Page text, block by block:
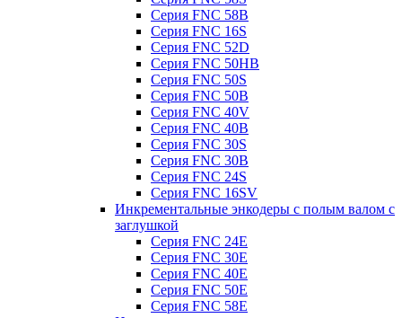
Серия FNC 58B
Серия FNC 16S
Серия FNC 52D
Серия FNC 50HB
Серия FNC 50S
Серия FNC 50B
Серия FNC 40V
Серия FNC 40B
Серия FNC 30S
Серия FNC 30B
Серия FNC 24S
Серия FNC 16SV
Инкрементальные энкодеры с полым валом с
заглушкой
Серия FNC 24E
Серия FNC 30E
Серия FNC 40E
Серия FNC 50E
Серия FNC 58E